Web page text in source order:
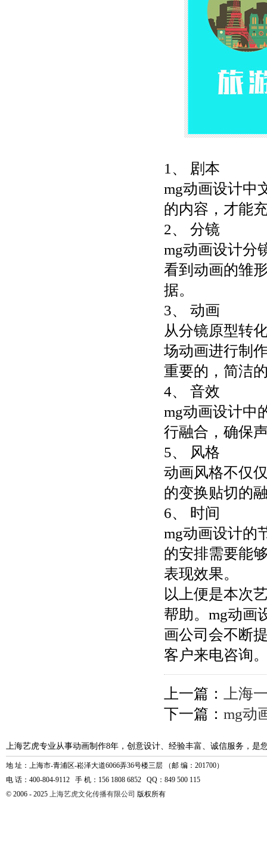
1、 剧本
mg动画设计中
的内容，才能
2、 分镜
mg动画设计分
看到动画的雏
据。
3、 动画
从分镜原型转
场动画进行制
重要的，简洁
4、 音效
mg动画设计中
行融合，确保
5、 风格
动画风格不仅
的变换贴切的
6、 时间
mg动画设计的
的安排需要能
表现效果。
以上便是本次
帮助。mg动画
画公司会不断
客户来电咨询
上一篇：
上海
下一篇： mg动
上海艺虎专业从事动画制作8年，创意设计、经验丰富、诚信服务，是
地 址：上海市-青浦区-崧泽大道6066弄36号楼三层 （邮 编：201700）
电 话：400-804-9112 手 机：156 1808 6852 QQ：849 500 115
© 2006 - 2025 上海艺虎文化传播有限公司 版权所有